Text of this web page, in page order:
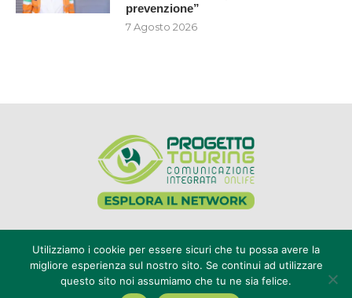
prevenzione”
7 Agosto 2026
02636800803 - Reg. Tribunale Reggio Calabria n° 04/1976 -
redazione@touring104.it
@2022 - All Right Reserved. Designed and Developed byAuranex |
Utilizziamo i cookie per essere sicuri che tu possa avere la
migliore esperienza sul nostro sito. Se continui ad utilizzare
questo sito noi assumiamo che tu ne sia felice.